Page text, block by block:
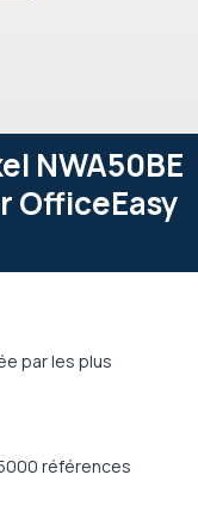
NWA50BE
OfficeEasy
par les plus
références